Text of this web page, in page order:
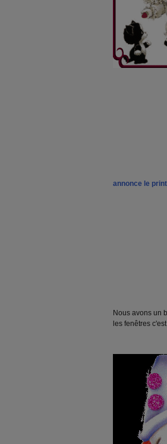
annonce le
Nous avons un
les fenêtres